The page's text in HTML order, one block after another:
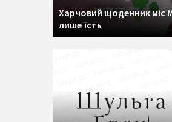
Харчовий щоденник міс
лише їсть